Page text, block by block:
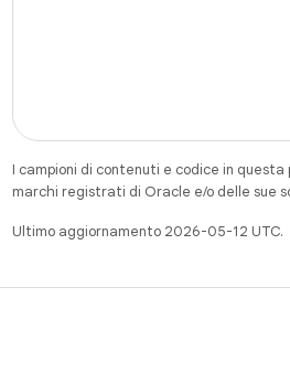
I campioni di contenuti e codice in
marchi registrati di Oracle e/o delle sue
Ultimo aggiornamento 2026-05-12 UTC.